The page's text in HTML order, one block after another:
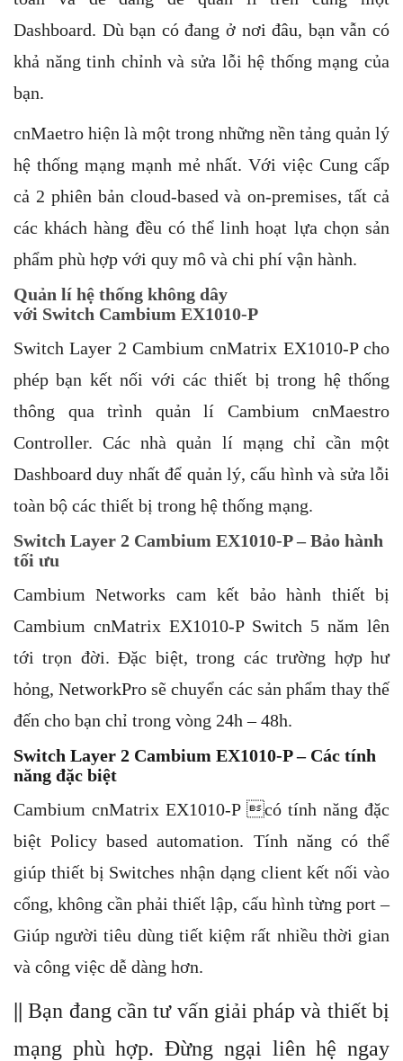
Dashboard. Dù bạn có đang ở nơi đâu, bạn vẫn có
khả năng tinh chỉnh và sửa lỗi hệ thống mạng của
bạn.
cnMaetro hiện là một trong những nền tảng quản lý
hệ thống mạng mạnh mẻ nhất. Với việc Cung cấp
cả 2 phiên bản cloud-based và on-premises, tất cả
các khách hàng đều có thể linh hoạt lựa chọn sản
phẩm phù hợp với quy mô và chi phí vận hành.
Quản lí hệ thống không dây
với Switch Cambium EX1010-P
Switch Layer 2 Cambium cnMatrix EX1010-P cho
phép bạn kết nối với các thiết bị trong hệ thống
thông qua trình quản lí Cambium cnMaestro
Controller. Các nhà quản lí mạng chỉ cần một
Dashboard duy nhất để quản lý, cấu hình và sửa lỗi
toàn bộ các thiết bị trong hệ thống mạng.
Switch Layer 2 Cambium EX1010-P –Bảo hành
tối ưu
Cambium Networks cam kết bảo hành thiết bị
Cambium cnMatrix EX1010-P Switch 5 năm lên
tới trọn đời. Đặc biệt, trong các trường hợp hư
hỏng,NetworkPro sẽ chuyển các sản phẩm thay thế
đến cho bạn chỉ trong vòng 24h – 48h.
Switch Layer 2 Cambium EX1010-P – Các tính
năng đặc biệt
Cambium cnMatrix EX1010-P có tính năng đặc
biệt Policy based automation. Tính năng có thể
giúp thiết bị Switches nhận dạng client kết nối vào
cổng, không cần phải thiết lập, cấu hình từng port –
Giúp người tiêu dùng tiết kiệm rất nhiều thời gian
và công việc dễ dàng hơn.
|| Bạn đang cần tư vấn giải pháp và thiết bị
mạng phù hợp. Đừng ngại liên hệ ngay